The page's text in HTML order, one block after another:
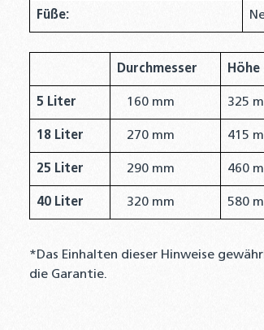
Füße:
Durchmesser Höhe
5 Liter 160 mm 325
18 Liter 270 mm 415
25 Liter 290 mm 460
40 Liter 320 mm 580
*Das Einhalten dieser Hinweise
die Garantie.